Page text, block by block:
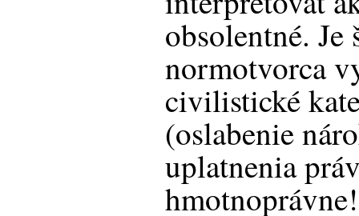
obsolentné. Je
normotvorca
civilistické
(oslabenie
uplatnenia